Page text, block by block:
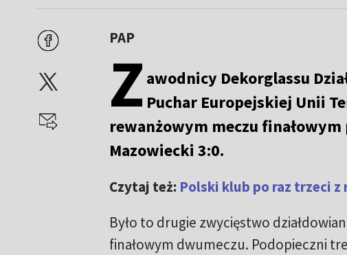
PAP
Z awodnicy Dekorglassu
Puchar Europejskiej Unii
rewanżowym meczu
Mazowiecki 3:0.
Czytaj też: Polski klub po raz trzeci
Było to drugie zwycięstwo
finałowym dwumeczu. Podopieczni